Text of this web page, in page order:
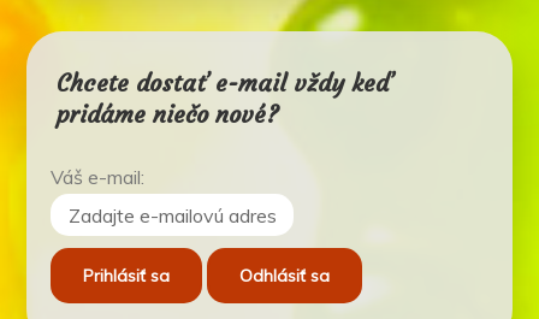
Chcete dostať e-mail vždy keď
pridáme niečo nové?
Váš e-mail: